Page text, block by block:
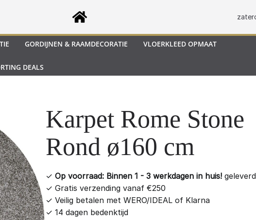
GORDIJNEN & RAAMDECORATIE VLOERKLEED OPMAAT
DEALS
Karpet Rome Stone
Rond ø160 cm
✓ Op voorraad: Binnen 1 - 3 werkdagen in huis!geleverd
✓ Gratis verzending vanaf €250
✓ Veilig betalen met WERO/IDEAL of Klarna
✓ 14 dagen bedenktijd